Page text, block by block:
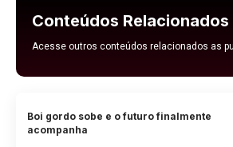
Conteúdos Relacionados
Acesse outros conteúdos relacionados as
Boi gordo sobe e o futuro finalmente
acompanha